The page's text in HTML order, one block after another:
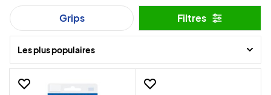
Grips Filtres
Les plus populaires